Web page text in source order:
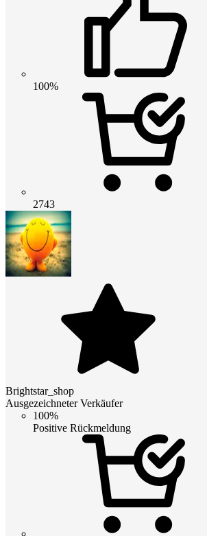
100%
2743
Brightstar_shop
Ausgezeichneter Verkäufer
100%
Positive Rückmeldung